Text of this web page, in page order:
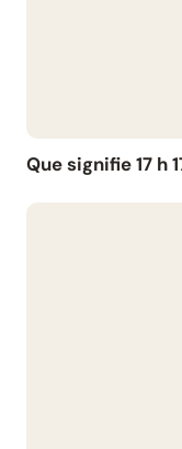
Que signifie 17 h